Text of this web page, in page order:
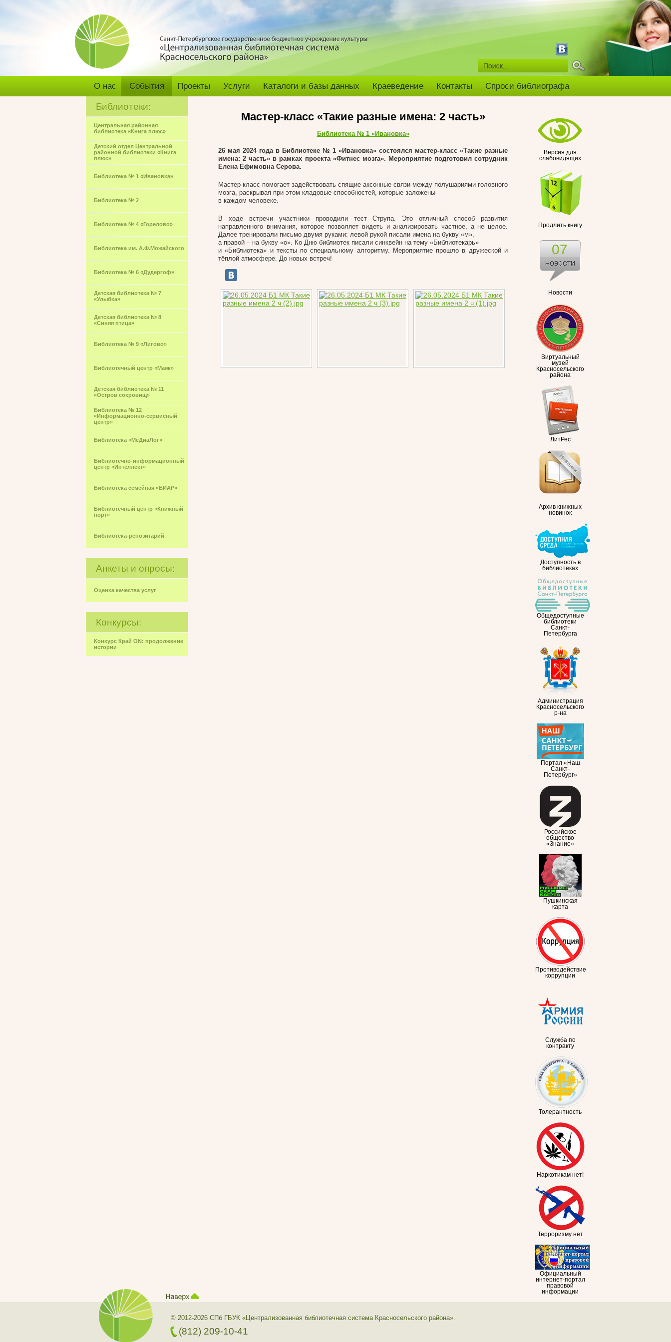
О нас События Проекты Услуги Каталоги и базы данных Краеведение Контакты Спроси библиографа
Библиотеки:
Центральная районная
библиотека «Книга плюс»
Детский отдел Центральной
районной библиотеки «Книга
плюс»
Библиотека № 1 «Ивановка»
Библиотека № 2
Библиотека № 4 «Горелово»
Библиотека им. А.Ф.Можайского
Библиотека № 6 «Дудергоф»
Детская библиотека № 7
«Улыбка»
Детская библиотека № 8
«Синяя птица»
Библиотека № 9 «Лигово»
Библиотечный центр «Маяк»
Детская библиотека № 11
«Остров сокровищ»
Библиотека № 12
«Информационно-сервисный
центр»
Библиотека «МеДиаЛог»
Библиотечно-информационный
центр «Интеллект»
Библиотека семейная «БИАР»
Библиотечный центр «Книжный
порт»
Библиотека-репозитарий
Анкеты и опросы:
Оценка качества услуг
Конкурсы:
Конкурс Край ON: продолжение
истории
Версия для
слабовидящих
Продлить книгу
Новости
07
Виртуальный
музей
Красносельского
района
ЛитРес
Архив книжных
новинок
Доступность в
библиотеках
Общедоступные
библиотеки
Санкт-
Петербурга
Администрация
Красносельского
р-на
Портал «Наш
Санкт-
Петербург»
Российское
общество
«Знание»
Пушкинская
карта
Противодействие
коррупции
Служба по
контракту
Толерантность
Наркотикам нет!
Терроризму нет
Официальный
интернет-портал
правовой
информации
Мастер-класс «Такие разные имена: 2 часть»
Библиотека № 1 «Ивановка»
26 мая 2024 года в Библиотеке № 1 «Ивановка» состоялся мастер-класс «Такие разные
имена: 2 часть» в рамках проекта «Фитнес мозга». Мероприятие подготовил сотрудник
Елена Ефимовна Серова.
Мастер-класс помогает задействовать спящие аксонные связи между полушариями головного
мозга, раскрывая при этом кладовые способностей, которые заложены
в каждом человеке.
В ходе встречи участники проводили тест Струпа. Это отличный способ развития
направленного внимания, которое позволяет видеть и анализировать частное, а не целое.
Далее тренировали письмо двумя руками: левой рукой писали имена на букву «м»,
а правой – на букву «о». Ко Дню библиотек писали синквейн на тему «Библиотекарь»
и «Библиотека» и тексты по специальному алгоритму. Мероприятие прошло в дружеской и
тёплой атмосфере. До новых встреч!
© 2012-2026 СПб ГБУК «Централизованная библиотечная система Красносельского района».
(812) 209-10-41